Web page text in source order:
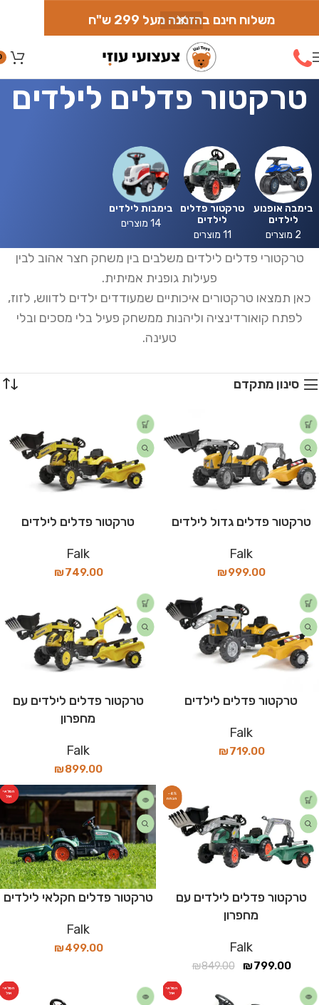
משלוח חינם בהזמנה מעל 299 ש"ח
טרקטור פדלים לילדים
בימבה אופנוע
לילדים
2 מוצרים
טרקטור פדלים
לילדים
11 מוצרים
בימבות לילדים
14 מוצרים
טרקטורי פדלים לילדים משלבים בין משחק חצר אהוב לבין
פעילות גופנית אמיתית.
כאן תמצאו טרקטורים איכותיים שמעודדים ילדים לדווש, לזוז,
לפתח קואורדינציה וליהנות ממשחק פעיל בלי מסכים ובלי
טעינה.
סינון מתקדם
טרקטור פדלים גדול לילדים
Falk
₪999.00
טרקטור פדלים לילדים
Falk
₪749.00
טרקטור פדלים לילדים
Falk
₪719.00
טרקטור פדלים לילדים עם
מחפרון
Falk
₪899.00
-6%
טרקטור פדלים לילדים עם
מחפרון
Falk
₪849.00 ₪799.00
המלאי
אזל
טרקטור פדלים חקלאי לילדים
Falk
₪499.00
המלאי
אזל
המלאי
אזל